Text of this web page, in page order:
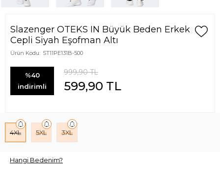
Slazenger OTEKS IN Büyük Beden Erkek
Cepli Siyah Eşofman Altı
Ürün Kodu: ST11PE131B-500
%40
indirimli
999,90TL
599,90 TL
4XL 5XL 3XL
Hangi Bedenim?